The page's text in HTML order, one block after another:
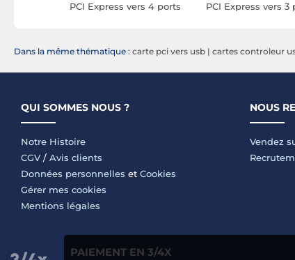
PCI Express vers 4 ports
PCI Express vers 3
Dans la même thématique : carte pci vers usb | cartes controleur
QUI SOMMES NOUS ?
Notre Histoire
CGV / Avis clients
Données personnelles et Cookies
Gérer mes cookies
Mentions légales
NOUS
Vendez
PAIEMENT EN 3/4X